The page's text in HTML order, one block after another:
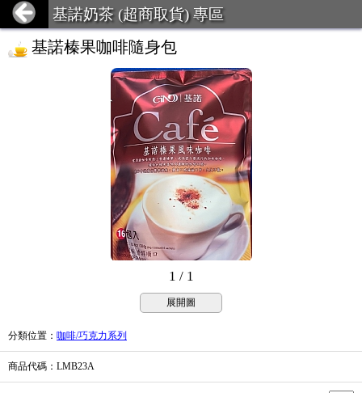
基諾奶茶 (超商取貨) 專區
基諾榛果咖啡隨身包
1 / 1
展開圖
分類位置 ： 咖啡/巧克力系列
商品代碼 ：LMB23A